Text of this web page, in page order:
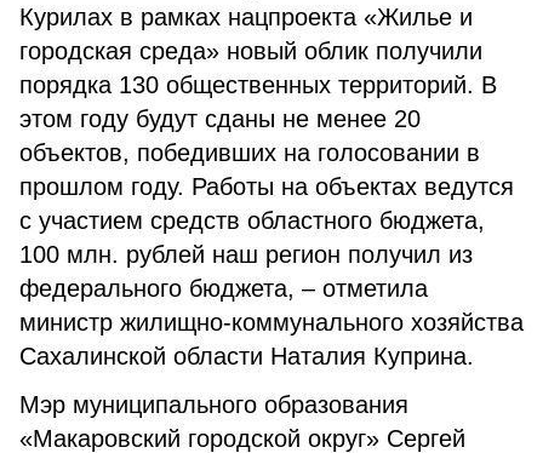
Курилах в рамках нацпроекта «Жилье и
городская среда» новый облик получили
порядка 130 общественных территорий. В
этом году будут сданы не менее 20
объектов, победивших на голосовании в
прошлом году. Работы на объектах ведутся
с участием средств областного бюджета,
100 млн. рублей наш регион получил из
федерального бюджета, – отметила
министр жилищно-коммунального хозяйства
Сахалинской области Наталия Куприна.
Мэр муниципального образования
«Макаровский городской округ» Сергей